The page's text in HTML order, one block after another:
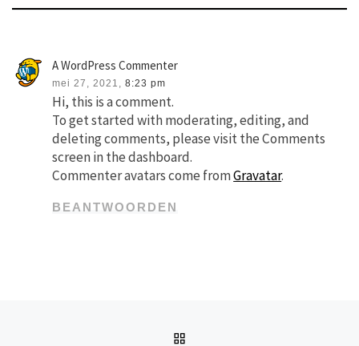
A WordPress Commenter
mei 27, 2021, 8:23 pm
Hi, this is a comment.
To get started with moderating, editing, and
deleting comments, please visit the Comments
screen in the dashboard.
Commenter avatars come fromGravatar.
BEANTWOORDEN
Berichtnavigatie